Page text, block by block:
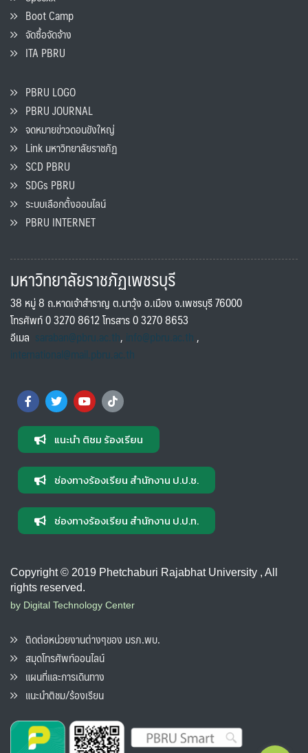
Boot Camp
จัดซื้อจัดจ้าง
ITA PBRU
PBRU LOGO
PBRU JOURNAL
จดหมายข่าวดอนขังใหญ่
Link มหาวิทยาลัยราชภัฏ
SCD PBRU
SDGs PBRU
ระบบเลือกตั้งออนไลน์
PBRU INTERNET
มหาวิทยาลัยราชภัฏเพชรบุรี
38 หมู่ 8 ถ.หาดเจ้าสำราญ ต.นาวุ้ง อ.เมือง จ.เพชรบุรี 76000
โทรศัพท์ 0 3270 8612 โทรสาร 0 3270 8653
อีเมล saraban@pbru.ac.th, info@pbru.ac.th,
international@mail.pbru.ac.th
แนะนำ ติชม ร้องเรียน
ช่องทางร้องเรียน สำนักงาน ป.ป.ช.
ช่องทางร้องเรียน สำนักงาน ป.ป.ท.
Copyright © 2019 Phetchaburi Rajabhat University , All
rights reserved.
by Digital Technology Center
ติดต่อหน่วยงานต่างๆของ มรภ.พบ.
สมุดโทรศัพท์ออนไลน์
แผนที่และการเดินทาง
แนะนำติชม/ร้องเรียน